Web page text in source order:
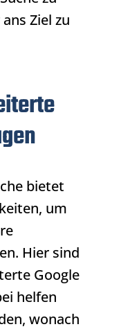
Ziel zu
bietet
um
Hier sind
Google
helfen
wonach